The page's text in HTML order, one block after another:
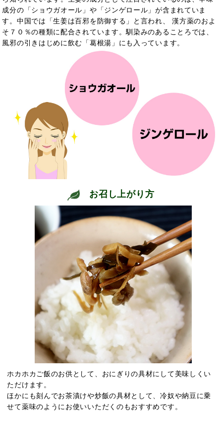
成分の「ショウガオール」や「ジンゲロール」が含まれていま
す。中国では「生姜は百邪を防御する」と言われ、 漢方薬のおよ
そ７０％の種類に配合されています。馴染みのあることろでは、
風邪の引きはじめに飲む「葛根湯」にも入っています。
お召し上がり方
ホカホカご飯のお供として、おにぎりの具材にして美味しくい
ただけます。
ほかにも刻んでお茶漬けや炒飯の具材として、冷奴や納豆に乗
せて薬味のようにお使いいただくのもおすすめです。